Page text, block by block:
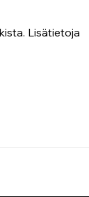
Lisätietoja